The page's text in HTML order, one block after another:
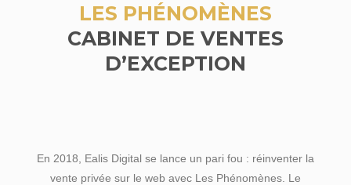
LES PHÉNOMÈNES
CABINET DE VENTES
D’EXCEPTION
En 2018, Ealis Digital se lance un pari fou : réinventer la
vente privée sur le web avec Les Phénomènes. Le